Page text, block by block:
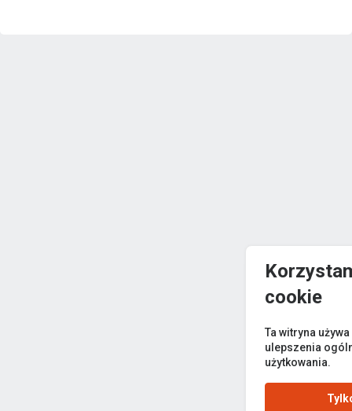
cookie
Ta witryna
ulepszenia
użytkowania.